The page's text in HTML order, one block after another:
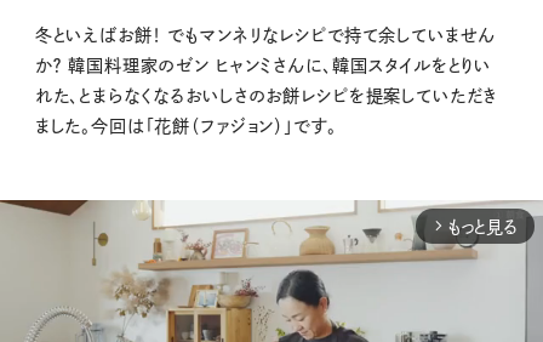
冬といえばお餅！ でもマンネリなレシピで持て余していません
か？ 韓国料理家のゼン ヒャンミさんに、韓国スタイルをとりい
れた、とまらなくなるおいしさのお餅レシピを提案していただき
ました。今回は「花餅（ファジョン）」です。
arrow_forward_ios もっと見る